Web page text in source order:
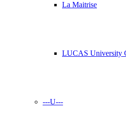
La Maitrise
LUCAS University
---U---